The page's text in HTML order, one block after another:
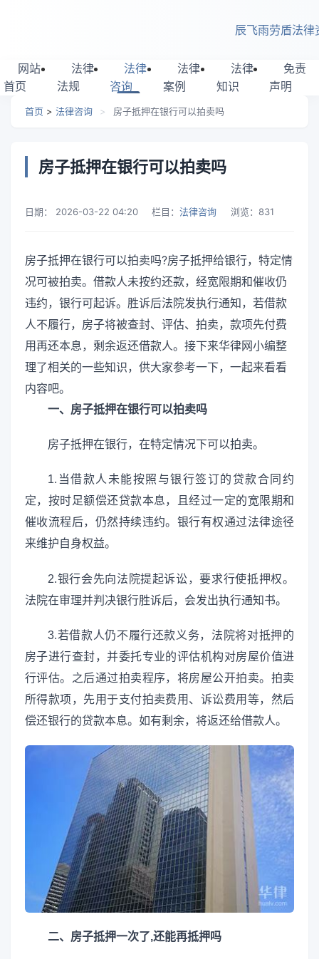
辰飞雨劳盾法律
网站
首页
法律
法规
法律
咨询
法律
案例
法律
知识
免责
声明
首页 > 法律咨询 > 房子抵押在银行可以拍卖吗
房子抵押在银行可以拍卖吗
日期： 2026-03-22 04:20 栏目： 法律咨询 浏览： 831
房子抵押在银行可以拍卖吗?房子抵押给银行，特定情
况可被拍卖。借款人未按约还款，经宽限期和催收仍
违约，银行可起诉。胜诉后法院发执行通知，若借款
人不履行，房子将被查封、评估、拍卖，款项先付费
用再还本息，剩余返还借款人。接下来华律网小编整
理了相关的一些知识，供大家参考一下，一起来看看
内容吧。
一、房子抵押在银行可以拍卖吗
房子抵押在银行，在特定情况下可以拍卖。
1.当借款人未能按照与银行签订的贷款合同约
定，按时足额偿还贷款本息，且经过一定的宽限期和
催收流程后，仍然持续违约。银行有权通过法律途径
来维护自身权益。
2.银行会先向法院提起诉讼，要求行使抵押权。
法院在审理并判决银行胜诉后，会发出执行通知书。
3.若借款人仍不履行还款义务，法院将对抵押的
房子进行查封，并委托专业的评估机构对房屋价值进
行评估。之后通过拍卖程序，将房屋公开拍卖。拍卖
所得款项，先用于支付拍卖费用、诉讼费用等，然后
偿还银行的贷款本息。如有剩余，将返还给借款人。
二、房子抵押一次了,还能再抵押吗